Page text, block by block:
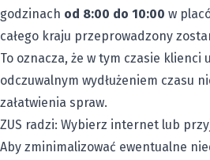
godzinach od 8:00 do 10:00 w
całego kraju przeprowadzony
To oznacza, że w tym czasie klienci
odczuwalnym wydłużeniem czasu
załatwienia spraw.
ZUS radzi: Wybierz internet lub
Aby zminimalizować ewentualne